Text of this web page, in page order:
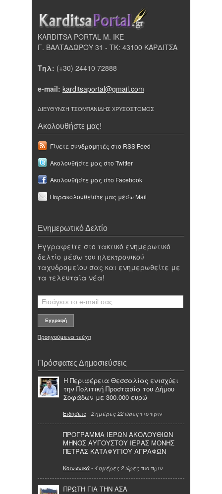
KARDITSA PORTAL Μ. ΙΚΕ
Γ. ΒΑΛΤΑΔΩΡΟΥ 31 - ΤΚ: 43100 ΚΑΡΔΙΤΣΑ
Τηλ: (+30) 24410 72888
e-mail: karditsaportal@gmail.com
ΔΙΕΥΘΥΝΣΗ ΤΣΟΜΠΑΝΙΔΗΣ ΧΡΥΣΟΣΤΟΜΟΣ
Ακολουθήστε μας!
Γίνετε συνδρομητές στο RSS Feed
Ακολουθήστε μας στο Twitter
Ακολουθήστε μας στο Facebook
Παρακολουθείστε μας μέσω Mail
Ενημερωτικό Δελτίο
Εγγραφείτε στο τακτικό ενημερωτικό
δελτίο μέσω του ηλεκτρονικού
ταχυδρομείου σας και ενημερωθείτε με
τα τελευταία νέα!
Προηγούμενα τεύχη
Πρόσφατες Δημοσιεύσεις
Η Περιφέρεια Θεσσαλίας ενισχύει
την Πολιτική Προστασία του Δήμου
Σοφάδων με 300.000 ευρώ
Ειδήσεις - 2 ημέρες 22 ώρες πιο πριν
ΠΡΟΓΡΑΜΜΑ ΙΕΡΩΝ ΑΚΟΛΟΥΘΙΩΝ
ΜΗΝΟΣ ΑΥΓΟΥΣΤΟΥ ΙΕΡΑΣ ΜΟΝΗΣ
ΠΕΤΡΑΣ ΚΑΤΑΦΥΓΙΟΥ ΑΓΡΑΦΩΝ
Κοινωνικά- 4 ημέρες 2 ώρες πιο πριν
ΠΡΩΤΗ ΓΙΑ ΤΗΝ ΑΣΑ